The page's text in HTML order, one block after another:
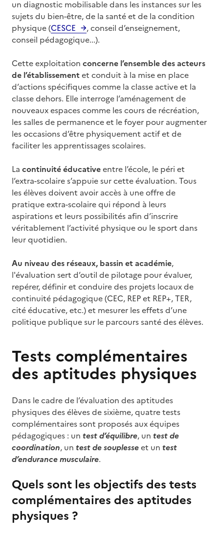
un diagnostic mobilisable dans les instances sur les
sujets du bien-être, de la santé et de la condition
physique (CESCE
, conseil d’enseignement,
conseil pédagogique...).
Cette exploitation concerne l’ensemble des acteurs
de l’établissementet conduit à la mise en place
d’actions spécifiques comme la classe active et la
classe dehors. Elle interroge l’aménagement de
nouveaux espaces comme les cours de récréation,
les salles de permanence et le foyer pour augmenter
les occasions d’être physiquement actif et de
faciliter les apprentissages scolaires.
La continuité éducativeentre l’école, le péri et
l’extra-scolaire s’appuie sur cette évaluation. Tous
les élèves doivent avoir accès à une offre de
pratique extra-scolaire qui répond à leurs
aspirations et leurs possibilités afin d’inscrire
véritablement l’activité physique ou le sport dans
leur quotidien.
Au niveau des réseaux, bassin et académie,
l'évaluation sert d’outil de pilotage pour évaluer,
repérer, définir et conduire des projets locaux de
continuité pédagogique (CEC, REP et REP+, TER,
cité éducative, etc.) et mesurer les effets d’une
politique publique sur le parcours santé des élèves.
Tests complémentaires
des aptitudes physiques
Dans le cadre de l’évaluation des aptitudes
physiques des élèves de sixième, quatre tests
complémentaires sont proposés aux équipes
pédagogiques : un test d’équilibre, un test de
coordination, un test de souplesseet un test
d’endurance musculaire.
Quels sont les objectifs des tests
complémentaires des aptitudes
physiques ?